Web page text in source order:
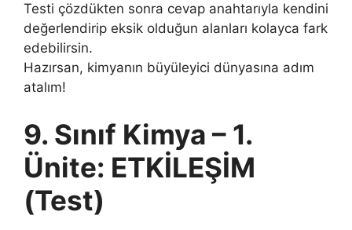
Testi çözdükten sonra cevap anahtarıyla kendini
değerlendirip eksik olduğun alanları kolayca fark
edebilirsin.
Hazırsan, kimyanın büyüleyici dünyasına adım
atalım!
9. Sınıf Kimya – 1.
Ünite: ETKİLEŞİM
(Test)